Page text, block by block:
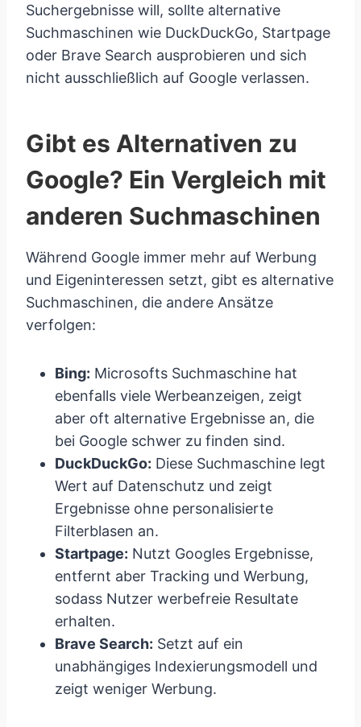
Suchergebnisse will, sollte alternative
Suchmaschinen wie DuckDuckGo, Startpage
oder Brave Search ausprobieren und sich
nicht ausschließlich auf Google verlassen.
Gibt es Alternativen zu
Google? Ein Vergleich mit
anderen Suchmaschinen
Während Google immer mehr auf Werbung
und Eigeninteressen setzt, gibt es alternative
Suchmaschinen, die andere Ansätze
verfolgen:
Bing: Microsofts Suchmaschine hat
ebenfalls viele Werbeanzeigen, zeigt
aber oft alternative Ergebnisse an, die
bei Google schwer zu finden sind.
DuckDuckGo: Diese Suchmaschine legt
Wert auf Datenschutz und zeigt
Ergebnisse ohne personalisierte
Filterblasen an.
Startpage: Nutzt Googles Ergebnisse,
entfernt aber Tracking und Werbung,
sodass Nutzer werbefreie Resultate
erhalten.
Brave Search: Setzt auf ein
unabhängiges Indexierungsmodell und
zeigt weniger Werbung.